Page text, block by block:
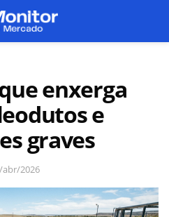
enxerga
e
graves
abr/2026